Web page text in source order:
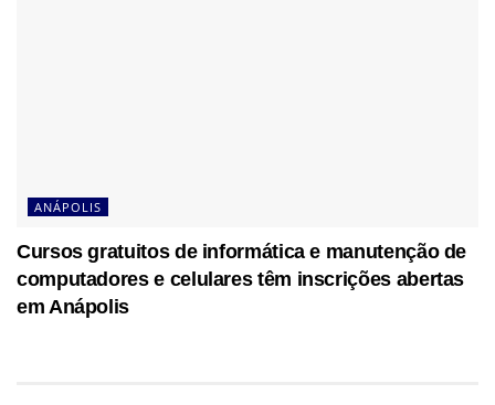
ANÁPOLIS
Cursos gratuitos de informática e manutenção de
computadores e celulares têm inscrições abertas
em Anápolis